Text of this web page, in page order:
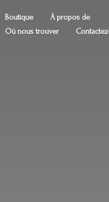
Boutique
À propos de
Où nous trouver